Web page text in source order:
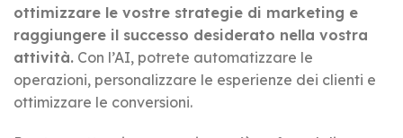
ottimizzare le vostre strategie di marketing e
raggiungere il successo desiderato nella vostra
attività. Con l’AI, potrete automatizzare le
operazioni, personalizzare le esperienze dei clienti e
ottimizzare le conversioni.